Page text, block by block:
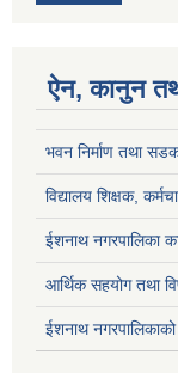
ऐन, कानुन
भवन निर्माण तथा
विद्यालय शिक्षक,
ईशनाथ नगरपालिका
आर्थिक सहयोग तथा
ईशनाथ